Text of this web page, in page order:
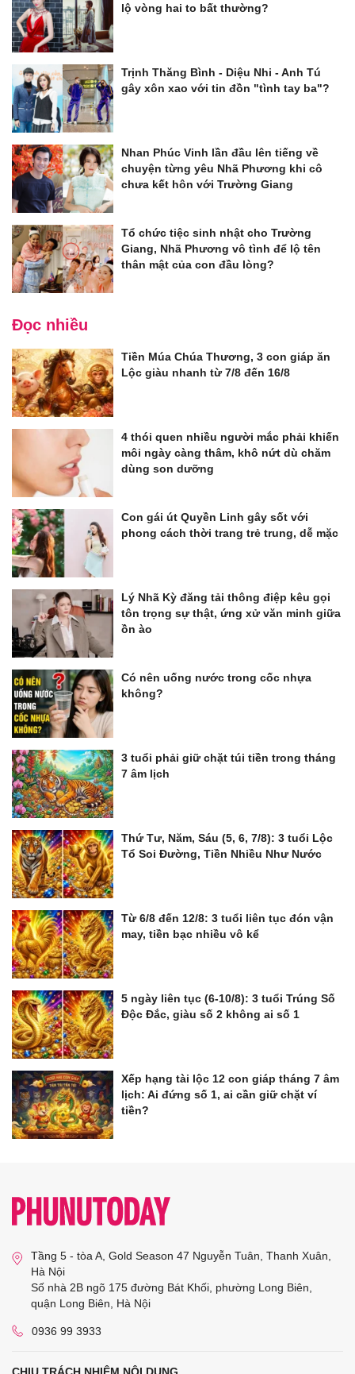
lộ vòng hai to bất thường?
Trịnh Thăng Bình - Diệu Nhi - Anh Tú
gây xôn xao với tin đồn "tình tay ba"?
Nhan Phúc Vinh lần đầu lên tiếng về
chuyện từng yêu Nhã Phương khi cô
chưa kết hôn với Trường Giang
Tổ chức tiệc sinh nhật cho Trường
Giang, Nhã Phương vô tình để lộ tên
thân mật của con đầu lòng?
Đọc nhiều
Tiền Múa Chúa Thương, 3 con giáp ăn
Lộc giàu nhanh từ 7/8 đến 16/8
4 thói quen nhiều người mắc phải khiến
môi ngày càng thâm, khô nứt dù chăm
dùng son dưỡng
Con gái út Quyền Linh gây sốt với
phong cách thời trang trẻ trung, dễ mặc
Lý Nhã Kỳ đăng tải thông điệp kêu gọi
tôn trọng sự thật, ứng xử văn minh giữa
ồn ào
Có nên uống nước trong cốc nhựa
không?
3 tuổi phải giữ chặt túi tiền trong tháng
7 âm lịch
Thứ Tư, Năm, Sáu (5, 6, 7/8): 3 tuổi Lộc
Tổ Soi Đường, Tiền Nhiều Như Nước
Từ 6/8 đến 12/8: 3 tuổi liên tục đón vận
may, tiền bạc nhiều vô kể
5 ngày liên tục (6-10/8): 3 tuổi Trúng Số
Độc Đắc, giàu số 2 không ai số 1
Xếp hạng tài lộc 12 con giáp tháng 7 âm
lịch: Ai đứng số 1, ai cần giữ chặt ví
tiền?
Tầng 5 - tòa A, Gold Season 47 Nguyễn Tuân, Thanh Xuân,
Hà Nội
Số nhà 2B ngõ 175 đường Bát Khối, phường Long Biên,
quận Long Biên, Hà Nội
0936 99 3933
CHỊU TRÁCH NHIỆM NỘI DUNG